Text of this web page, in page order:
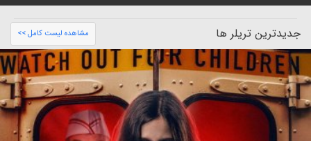
جدیدترین تریلر ها مشاهده لیست کامل >>